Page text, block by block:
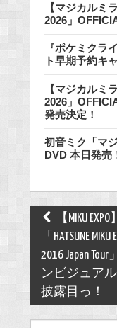
【マジカルミ
2026」
『ポケミクラ
ト早期予約キ
【マジカルミ
2026」
発売決定！
初音ミク「マ
DVD 本日発売
Post【MIKU EXPO】
「HATSUNE MIKU
2016 Japan Tour
ンビジュア
披露目っ！